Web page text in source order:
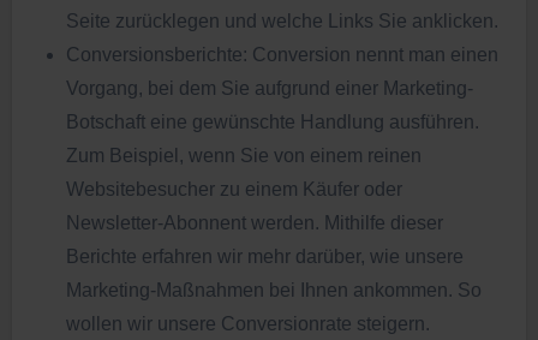
Seite zurücklegen und welche Links Sie anklicken.
Conversionsberichte: Conversion nennt man einen
Vorgang, bei dem Sie aufgrund einer Marketing-
Botschaft eine gewünschte Handlung ausführen.
Zum Beispiel, wenn Sie von einem reinen
Websitebesucher zu einem Käufer oder
Newsletter-Abonnent werden. Mithilfe dieser
Berichte erfahren wir mehr darüber, wie unsere
Marketing-Maßnahmen bei Ihnen ankommen. So
wollen wir unsere Conversionrate steigern.